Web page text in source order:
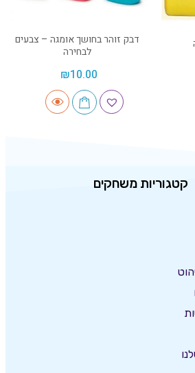
דבק זוהר בחושך אומגה – צבעים
לבחירה
₪10.00
קטגוריות משחקים